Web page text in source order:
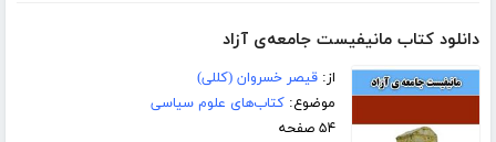
دانلود کتاب مانیفیست جامعه‌ی آزاد
از:قیصر خسروان (کللی)
موضوع:کتاب‌های علوم سیاسی
۵۴ صفحه